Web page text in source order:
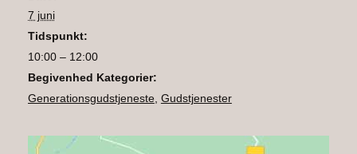
7 juni
Tidspunkt:
10:00 – 12:00
Begivenhed Kategorier:
Generationsgudstjeneste, Gudstjenester